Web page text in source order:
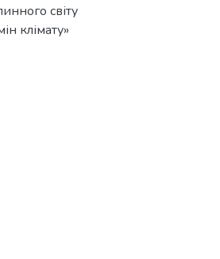
світу
клімату»